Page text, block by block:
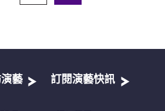
藝 訂閱演藝快訊